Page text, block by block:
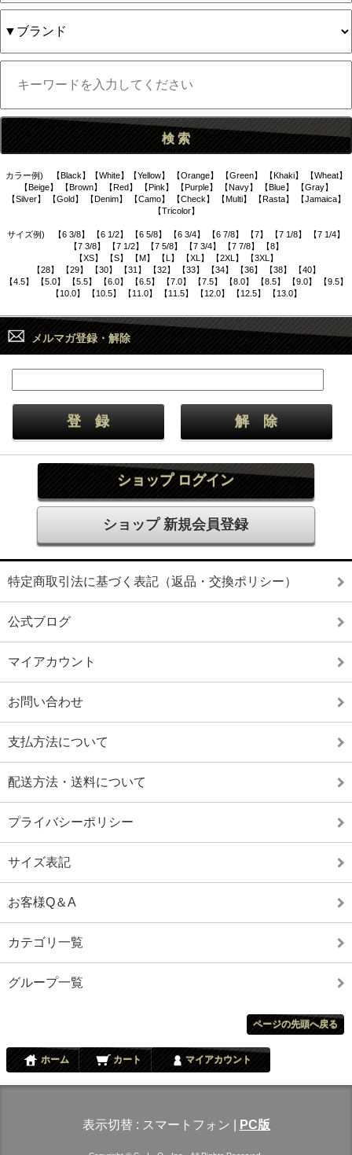
カラー例) 【Black】【White】【Yellow】 【Orange】 【Green】 【Khaki】 【Wheat】
【Beige】 【Brown】 【Red】 【Pink】 【Purple】 【Navy】 【Blue】 【Gray】
【Silver】 【Gold】 【Denim】 【Camo】 【Check】 【Multi】 【Rasta】 【Jamaica】
【Tricolor】
サイズ例) 【6 3/8】 【6 1/2】 【6 5/8】 【6 3/4】 【6 7/8】 【7】 【7 1/8】 【7 1/4】
【7 3/8】 【7 1/2】 【7 5/8】 【7 3/4】 【7 7/8】 【8】
【XS】 【S】 【M】 【L】 【XL】 【2XL】 【3XL】
【28】 【29】 【30】 【31】 【32】 【33】 【34】 【36】 【38】 【40】
【4.5】 【5.0】 【5.5】 【6.0】 【6.5】 【7.0】 【7.5】 【8.0】 【8.5】 【9.0】 【9.5】
【10.0】 【10.5】 【11.0】 【11.5】 【12.0】 【12.5】 【13.0】
メルマガ登録・解除
ショップ ログイン
ショップ 新規会員登録
特定商取引法に基づく表記（返品・交換ポリシー）
公式ブログ
マイアカウント
お問い合わせ
支払方法について
配送方法・送料について
プライバシーポリシー
サイズ表記
お客様Q＆A
カテゴリ一覧
グループ一覧
ページの先頭へ戻る
ホーム カート マイアカウント
表示切替 : スマートフォン PC版